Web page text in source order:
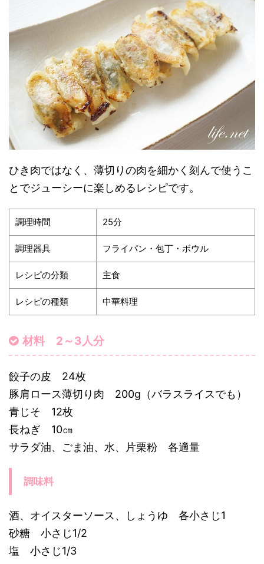
ひき肉ではなく、薄切りの肉を細かく刻んで使うこ
とでジューシーに楽しめるレシピです。
調理時間 25分
調理器具 フライパン・包丁・ボウル
レシピの分類 主食
レシピの種類 中華料理
材料 2～3人分
餃子の皮 24枚
豚肩ロース薄切り肉 200g（バラスライスでも）
青じそ 12枚
長ねぎ 10㎝
サラダ油、ごま油、水、片栗粉 各適量
調味料
酒、オイスターソース、しょうゆ 各小さじ1
砂糖 小さじ1/2
塩 小さじ1/3